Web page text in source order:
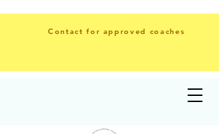
Contact for approved coaches